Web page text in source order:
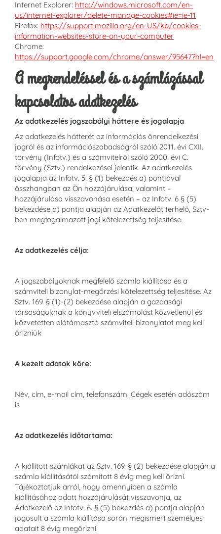
Internet Explorer: http://windows.microsoft.com/en-
us/internet-explorer/delete-manage-cookies#ie=ie-11
Firefox: https://support.mozilla.org/en-US/kb/cookies-
information-websites-store-on-your-computer
Chrome:
https://support.google.com/chrome/answer/95647?hl=en
A megrendeléssel és a számlázással
kapcsolatos adatkezelés
Az adatkezelés jogszabályi háttere és jogalapja
Az adatkezelés hátterét az információs önrendelkezési
jogról és az információszabadságról szóló 2011. évi CXII.
törvény (Infotv.) és a számvitelről szóló 2000. évi C.
törvény (Sztv.) rendelkezései jelentik. Az adatkezelés
jogalapja az Infotv. 5. § (1) bekezdés a) pontjával
összhangban az Ön hozzájárulása, valamint –
hozzájárulása visszavonása esetén – az Infotv. 6 § (5)
bekezdése a) pontja alapján az Adatkezelőt terhelő, Sztv-
ben megfogalmazott jogi kötelezettség teljesítése.
Az adatkezelés célja:
A jogszabályoknak megfelelő számla kiállítása és a
számviteli bizonylat-megőrzési kötelezettség teljesítése. Az
Sztv. 169. § (1)-(2) bekezdése alapján a gazdasági
társaságoknak a könyvviteli elszámolást közvetlenül és
közvetetten alátámasztó számviteli bizonylatot meg kell
őrizniük
A kezelt adatok köre:
Név, cím, e-mail cím, telefonszám. Cégek esetén adószám
is
Az adatkezelés időtartama:
A kiállított számlákat az Sztv. 169. § (2) bekezdése alapján a
számla kiállításától számított 8 évig meg kell őrizni.
Tájékoztatjuk arról, hogy amennyiben a számla
kiállításához adott hozzájárulását visszavonja, az
Adatkezelő az Infotv. 6. § (5) bekezdés a) pontja alapján
jogosult a számla kiállítása során megismert személyes
adatait 8 évig megőrizni.